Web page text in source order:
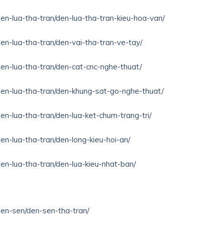
lua-tha-tran/den-lua-tha-tran-kieu-hoa-van/
lua-tha-tran/den-vai-tha-tran-ve-tay/
lua-tha-tran/den-cat-cnc-nghe-thuat/
lua-tha-tran/den-khung-sat-go-nghe-thuat/
lua-tha-tran/den-lua-ket-chum-trang-tri/
lua-tha-tran/den-long-kieu-hoi-an/
lua-tha-tran/den-lua-kieu-nhat-ban/
sen/den-sen-tha-tran/